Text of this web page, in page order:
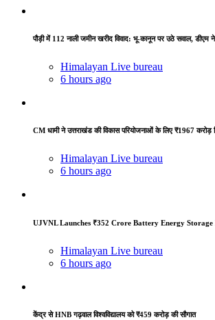
पौड़ी में 112 नाली जमीन खरीद विवाद: भू-कानून पर उठे सवाल, डीएम
Himalayan Live bureau
6 hours ago
CM धामी ने उत्तराखंड की विकास परियोजनाओं के लिए ₹1967 करोड़
Himalayan Live bureau
6 hours ago
UJVNL Launches ₹352 Crore Battery Energy
Himalayan Live bureau
6 hours ago
केंद्र से HNB गढ़वाल विश्वविद्यालय को ₹459 करोड़ की सौगात